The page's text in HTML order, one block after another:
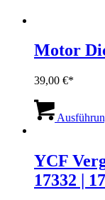
Motor
39,00 €
YCF
17332 |